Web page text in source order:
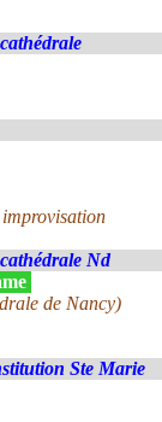
cathédrale
cathédrale Nd
de Nancy)
Ste Marie